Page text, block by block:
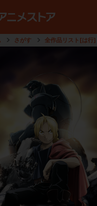
さがす 全作品リスト[は行]